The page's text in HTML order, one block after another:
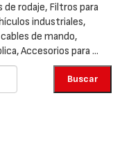
rodaje, Filtros para
industriales,
de mando,
Accesorios para ...